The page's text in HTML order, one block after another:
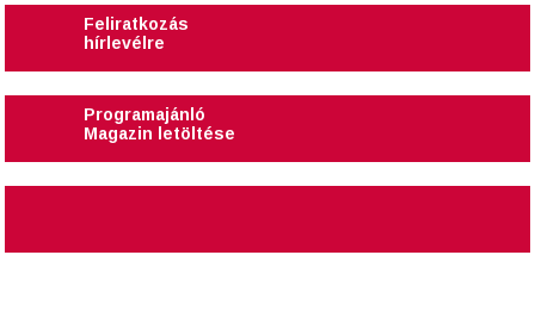
Feliratkozás
hírlevélre
Programajánló
Magazin letöltése